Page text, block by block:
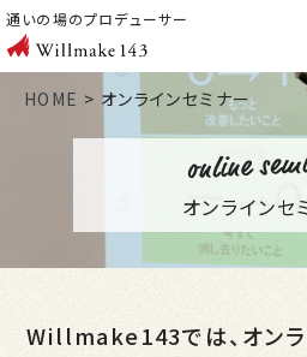
通いの場のプロデューサー
HOME > オンラインセミナー
オンラインセ
Willmake143では、オン